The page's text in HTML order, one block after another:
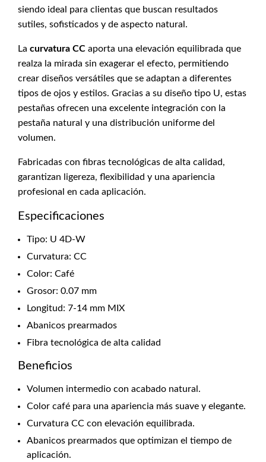
siendo ideal para clientas que buscan resultados
sutiles, sofisticados y de aspecto natural.
La curvatura CC aporta una elevación equilibrada que
realza la mirada sin exagerar el efecto, permitiendo
crear diseños versátiles que se adaptan a diferentes
tipos de ojos y estilos. Gracias a su diseño tipo U, estas
pestañas ofrecen una excelente integración con la
pestaña natural y una distribución uniforme del
volumen.
Fabricadas con fibras tecnológicas de alta calidad,
garantizan ligereza, flexibilidad y una apariencia
profesional en cada aplicación.
Especificaciones
Tipo: U 4D-W
Curvatura: CC
Color: Café
Grosor: 0.07 mm
Longitud: 7-14 mm MIX
Abanicos prearmados
Fibra tecnológica de alta calidad
Beneficios
Volumen intermedio con acabado natural.
Color café para una apariencia más suave y elegante.
Curvatura CC con elevación equilibrada.
Abanicos prearmados que optimizan el tiempo de
aplicación.